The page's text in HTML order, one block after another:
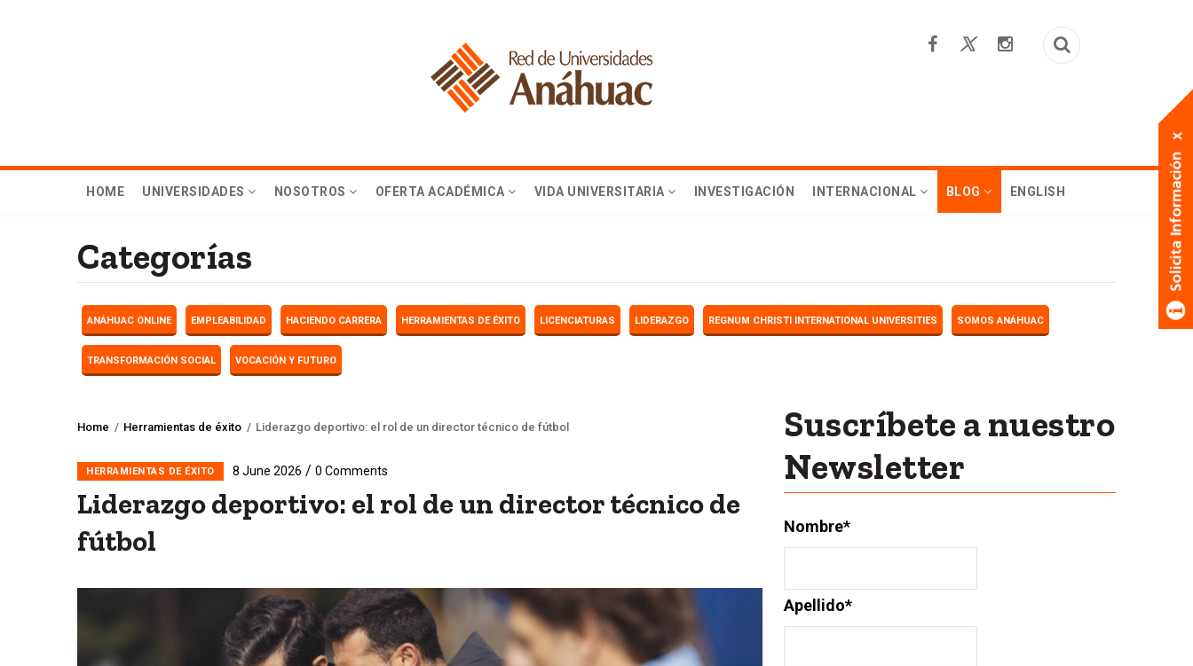
Menú
principal
Hub
HOME UNIVERSIDADES NOSOTROS OFERTA ACADÉMICA VIDA UNIVERSITARIA INVESTIGACIÓN INTERNACIONAL BLOG ENGLISH
Categorías
ANÁHUAC ONLINE EMPLEABILIDAD HACIENDO CARRERA HERRAMIENTAS DE ÉXITO LICENCIATURAS LIDERAZGO REGNUM CHRISTI INTERNATIONAL UNIVERSITIES SOMOS ANÁHUAC
TRANSFORMACIÓN SOCIAL VOCACIÓN Y FUTURO
Breadcrumb
Home / Herramientas de éxito / Liderazgo deportivo: el rol de un director técnico de fútbol
HERRAMIENTAS DE ÉXITO 8 June 2026 / 0 Comments
Liderazgo deportivo: el rol de un director técnico de
fútbol
Suscríbete a nuestro
Newsletter
Nombre*
Apellido*